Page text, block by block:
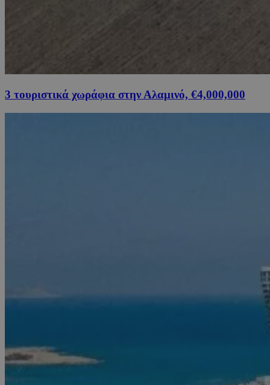
3 τουριστικά χωράφια στην Αλαμινό, €4,000,000